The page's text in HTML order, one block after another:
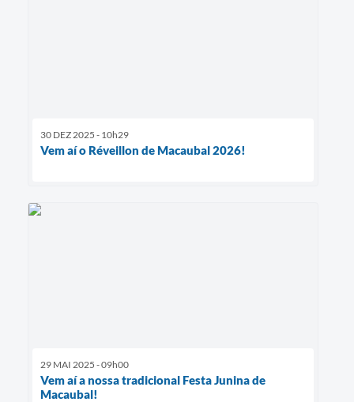
30 DEZ 2025 - 10h29
Vem aí o Réveillon de Macaubal 2026!
29 MAI 2025 - 09h00
Vem aí a nossa tradicional Festa Junina de
Macaubal!